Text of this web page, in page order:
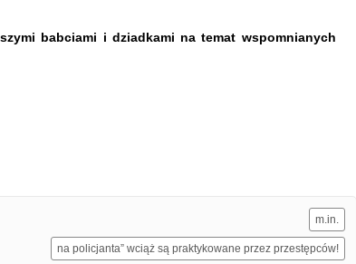
babciami i dziadkami na temat wspomnianych
m.in.
na policjanta” wciąż są praktykowane przez przestępców!